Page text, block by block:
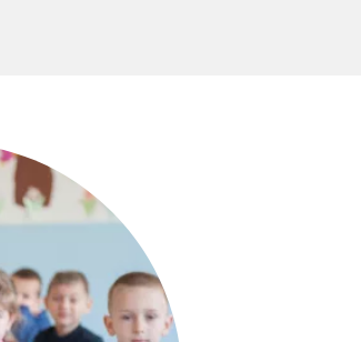
www.unicef.org/bih/o-